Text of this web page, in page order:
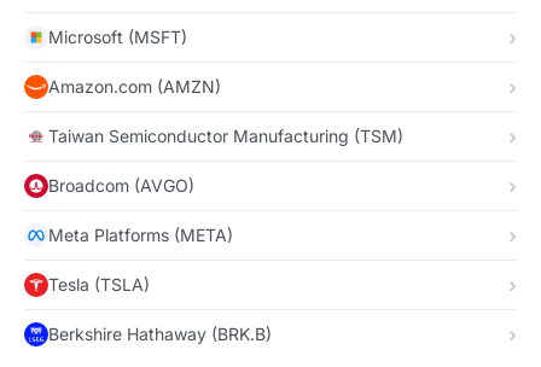
Microsoft (MSFT)
Amazon.com (AMZN)
Taiwan Semiconductor Manufacturing (TSM)
Broadcom (AVGO)
Meta Platforms (META)
Tesla (TSLA)
Berkshire Hathaway (BRK.B)